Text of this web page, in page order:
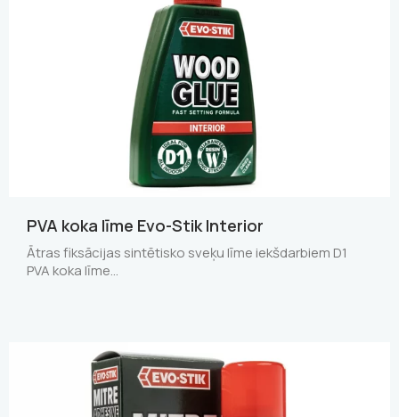
PVA koka līme Evo-Stik Interior
Ātras fiksācijas sintētisko sveķu līme iekšdarbiem D1
PVA koka līme…